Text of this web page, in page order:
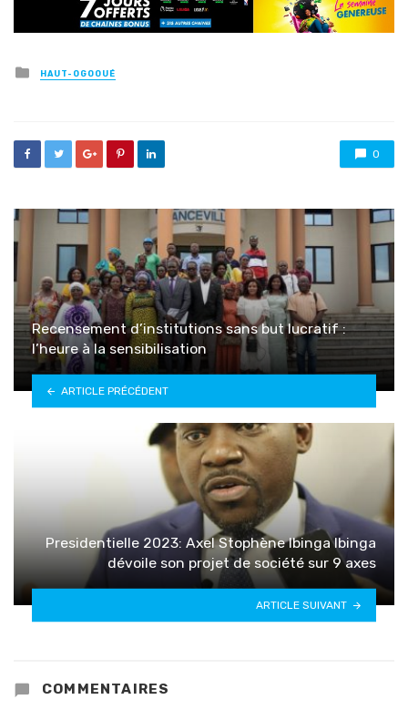
Posted
in
HAUT-OGOOUÉ
0
Recensement d’institutions sans but lucratif :
l’heure à la sensibilisation
ARTICLE PRÉCÉDENT
Presidentielle 2023: Axel Stophène Ibinga Ibinga
dévoile son projet de société sur 9 axes
ARTICLE SUIVANT
COMMENTAIRES